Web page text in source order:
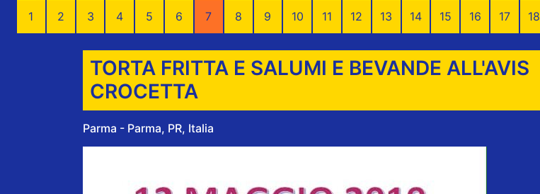
1 2 3 4 5 6 7 8 9 10 11 12 13 14 15 16 17 18
TORTA FRITTA E SALUMI E BEVANDE ALL'AVIS
CROCETTA
Parma - Parma, PR, Italia